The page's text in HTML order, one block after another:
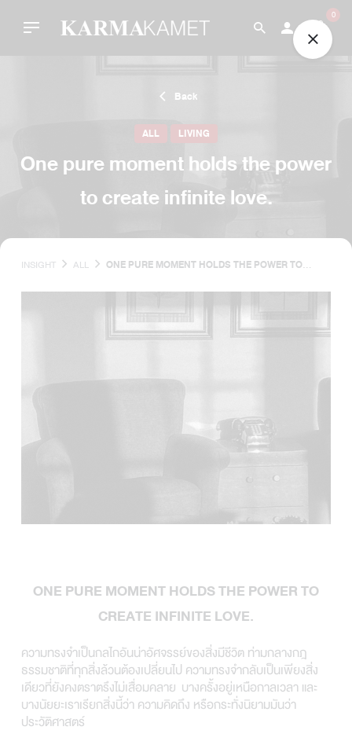
0
Back
ALL LIVING
One pure moment holds the power
to create infinite love.
INSIGHT ALL
ONE PURE MOMENT HOLDS THE POWER TO
ONE PURE MOMENT HOLDS THE POWER TO
CREATE INFINITE LOVE.
ความทรงจำเป็นกลไกอันน่าอัศจรรย์ของสิ่งมีชีวิต ท่ามกลางกฎ
ธรรมชาติที่ทุกสิ่งล้วนต้องเปลี่ยนไป ความทรงจำกลับเป็นเพียงสิ่ง
เดียวที่ยังคงตราตรึงไม่เสื่อมคลาย บางครั้งอยู่เหนือกาลเวลา และ
บางนัยยะเราเรียกสิ่งนี้ว่า ความคิดถึง หรือกระทั่งนิยามมันว่า
ประวัติศาสตร์